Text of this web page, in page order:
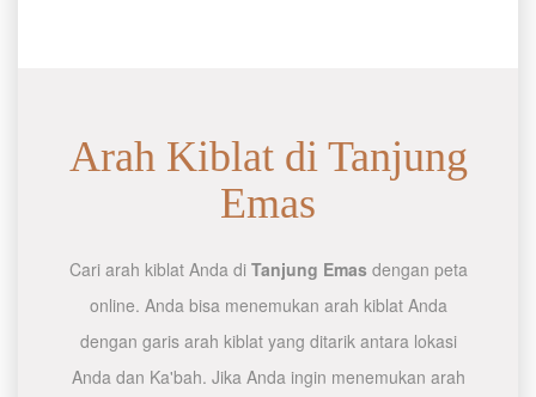
Arah Kiblat di Tanjung
Emas
Cari arah kiblat Anda di Tanjung Emas dengan peta
online. Anda bisa menemukan arah kiblat Anda
dengan garis arah kiblat yang ditarik antara lokasi
Anda dan Ka'bah. Jika Anda ingin menemukan arah